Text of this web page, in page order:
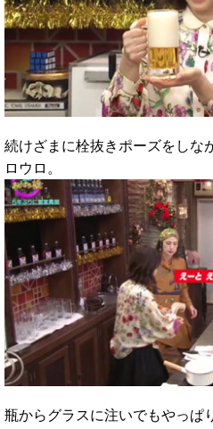
続けざまに栓抜きポーズをしな
ロウロ。
瓶からグラスに注いでもやっぱ